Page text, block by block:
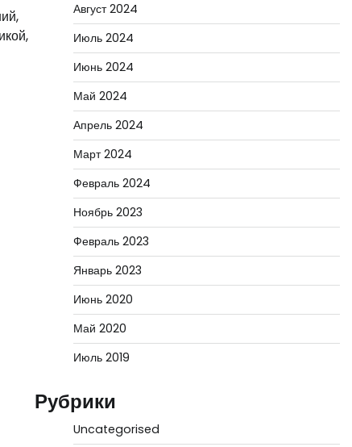
Август 2024
Июль 2024
Июнь 2024
Май 2024
Апрель 2024
Март 2024
Февраль 2024
Ноябрь 2023
Февраль 2023
Январь 2023
Июнь 2020
Май 2020
Июль 2019
Рубрики
Uncategorised